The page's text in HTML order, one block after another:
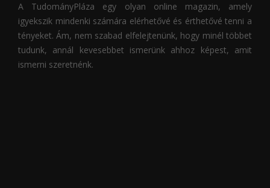
A TudományPláza egy olyan online magazin, amely
igyekszik mindenki számára elérhetővé és érthetővé tenni a
tényeket. Ám, nem szabad elfelejtenünk, hogy minél többet
tudunk, annál kevesebbet ismerünk ahhoz képest, amit
ismerni szeretnénk.